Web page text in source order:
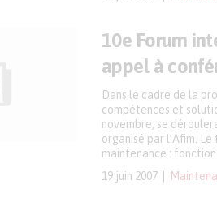
10e Forum
appel à
19 juin 2007
Dans le cadre de la
compétences et
novembre, se
organisé par l’Afim.
maintenance :